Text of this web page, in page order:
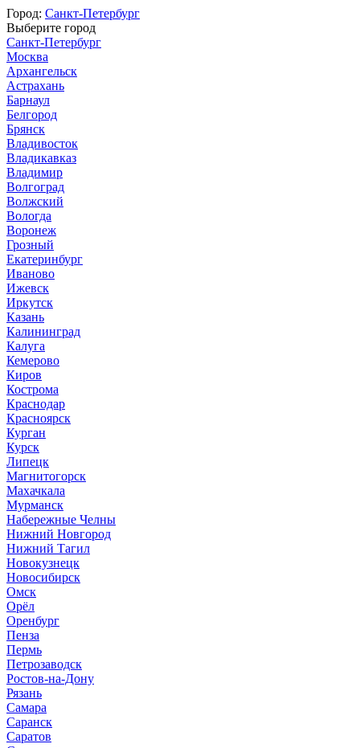
Город: Санкт-Петербург
Выберите город
Санкт-Петербург
Москва
Архангельск
Астрахань
Барнаул
Белгород
Брянск
Владивосток
Владикавказ
Владимир
Волгоград
Волжский
Вологда
Воронеж
Грозный
Екатеринбург
Иваново
Ижевск
Иркутск
Казань
Калининград
Калуга
Кемерово
Киров
Кострома
Краснодар
Красноярск
Курган
Курск
Липецк
Магнитогорск
Махачкала
Мурманск
Набережные Челны
Нижний Новгород
Нижний Тагил
Новокузнецк
Новосибирск
Омск
Орёл
Оренбург
Пенза
Пермь
Петрозаводск
Ростов-на-Дону
Рязань
Самара
Саранск
Саратов